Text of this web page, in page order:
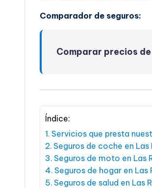
Comparador de seguros:
Comparar precios
Índice:
Servicios que presta
Seguros de coche en Las
Seguros de moto en Las
Seguros de hogar en Las
Seguros de salud en Las